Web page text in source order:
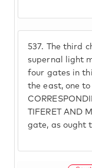
537.
The third
supernal light
four gates in
the east, one
TIFERET AND
gate, as ought